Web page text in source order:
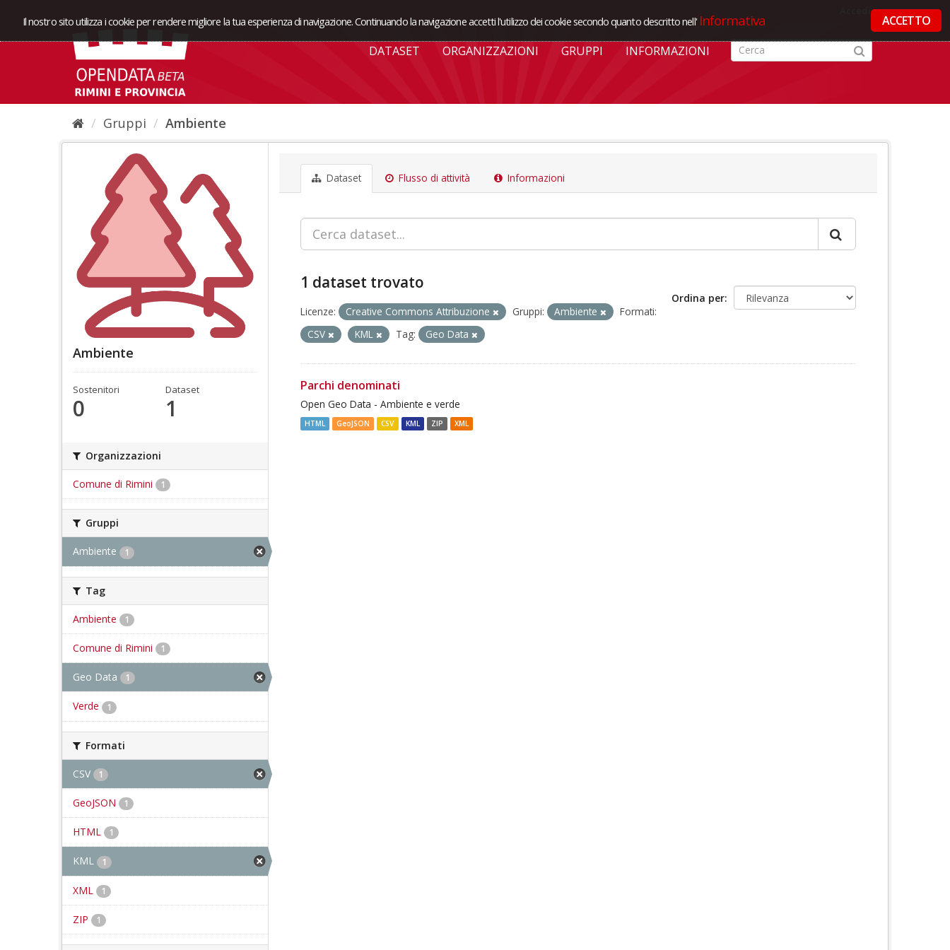
Il nostro sito utilizza i cookie per rendere migliore la tua esperienza di navigazione. Continuando la navigazione accetti l'utilizzo dei cookie secondo quanto descritto nell' Informativa ACCETTO
DATASET ORGANIZZAZIONI GRUPPI INFORMAZIONI
Gruppi Ambiente
Ambiente
Sostenitori
0
Dataset
1
Organizzazioni
Comune di Rimini 1
Gruppi
Ambiente 1
Tag
Ambiente 1
Comune di Rimini 1
Geo Data 1
Verde 1
Formati
CSV 1
GeoJSON 1
HTML 1
KML 1
XML 1
ZIP 1
Dataset Flusso di attività Informazioni
Ordina per
1 dataset trovato
Licenze: Creative Commons Attribuzione Gruppi: Ambiente
Formati:
CSV
KML Tag: Geo Data
Parchi denominati
Open Geo Data - Ambiente e verde
HTML GeoJSON CSV KML ZIP XML